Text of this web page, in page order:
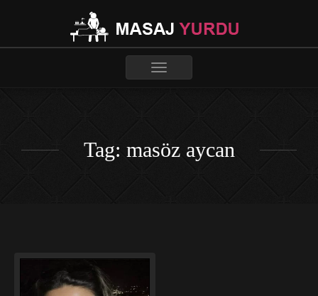
Toggle
Tag: masöz aycan